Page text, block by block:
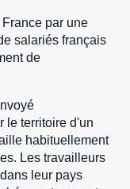
par une
salariés français
de
le territoire d'un
habituellement
Les travailleurs
leur pays